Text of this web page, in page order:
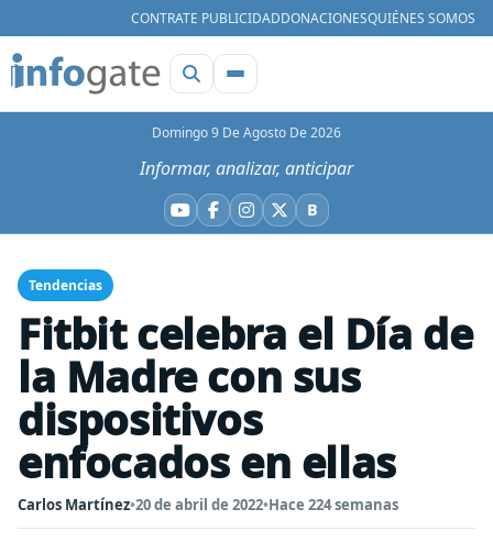
CONTRATE PUBLICIDADDONACIONESQUIÉNES SOMOS
Domingo 9 De Agosto De 2026
Informar, analizar, anticipar
YouTube
Facebook
Instagram
X BBluesky
Tendencias
Fitbit celebra el Día de
la Madre con sus
dispositivos
enfocados en ellas
Carlos Martínez•20 de abril de 2022•Hace 224 semanas